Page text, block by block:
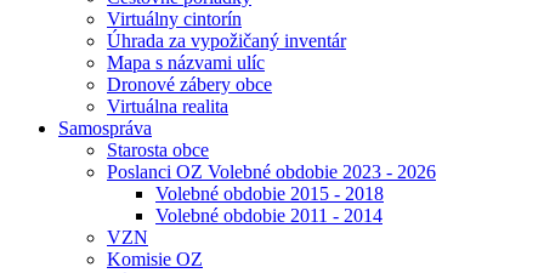
Virtuálny cintorín
Úhrada za vypožičaný inventár
Mapa s názvami ulíc
Dronové zábery obce
Virtuálna realita
Samospráva
Starosta obce
Poslanci OZ Volebné obdobie 2023 - 2026
Volebné obdobie 2015 - 2018
Volebné obdobie 2011 - 2014
VZN
Komisie OZ